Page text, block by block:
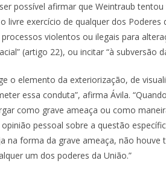
possível afirmar que Weintraub
livre exercício de qualquer dos
violentos ou ilegais para
(artigo 22), ou incitar “à subversão
o elemento da exteriorização, de
essa conduta”, afirma Ávila.
como grave ameaça ou como
pessoal sobre a questão
na forma da grave ameaça, não houve
um dos poderes da União.”